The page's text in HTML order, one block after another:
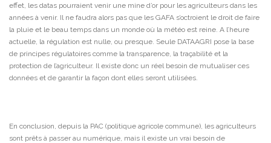
effet, les datas pourraient venir une mine d’or pour les agriculteurs dans les
années à venir. Il ne faudra alors pas que les GAFA s’octroient le droit de faire
la pluie et le beau temps dans un monde où la météo est reine. A l’heure
actuelle, la régulation est nulle, ou presque. Seule DATAAGRI pose la base
de principes régulatoires comme la transparence, la traçabilité et la
protection de l’agriculteur. Il existe donc un réel besoin de mutualiser ces
données et de garantir la façon dont elles seront utilisées.
En conclusion, depuis la PAC (politique agricole commune), les agriculteurs
sont prêts à passer au numérique, mais il existe un vrai besoin de